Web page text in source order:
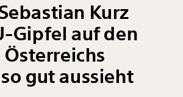
Kurz
Gipfel auf den
Österreichs
gut aussieht